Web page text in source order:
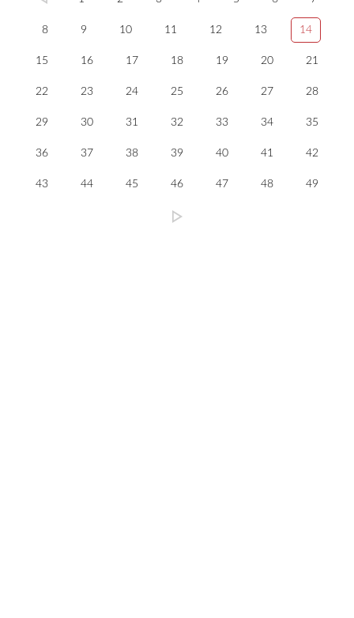
8 9 10 11 12 13 14
15 16 17 18 19 20 21
22 23 24 25 26 27 28
29 30 31 32 33 34 35
36 37 38 39 40 41 42
43 44 45 46 47 48 49